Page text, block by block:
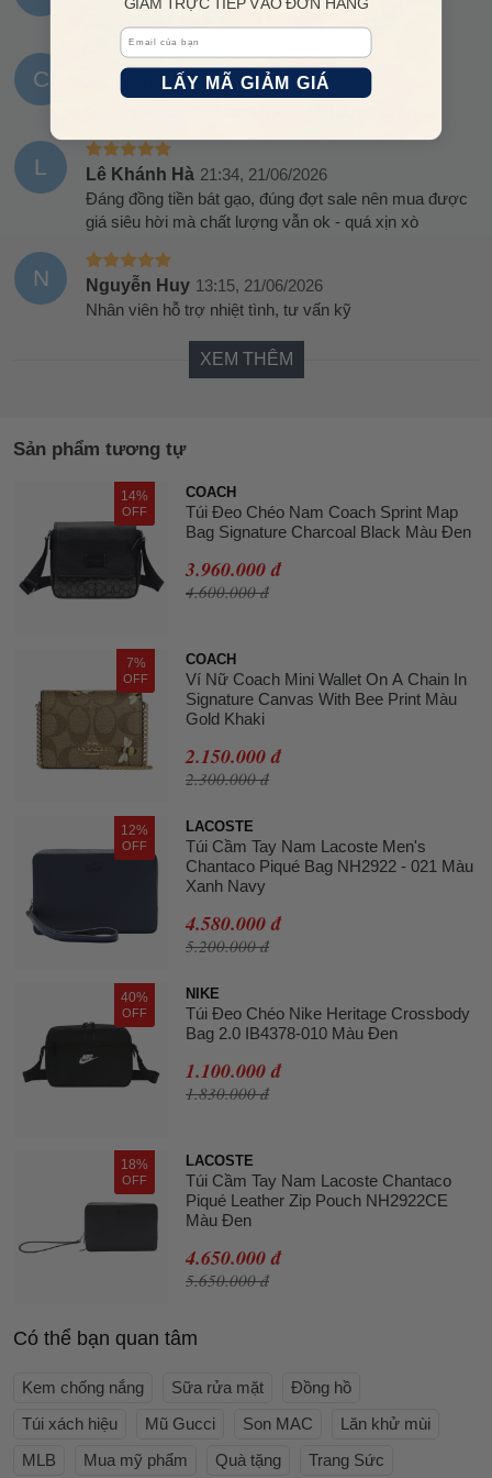
C
16:43, 18/07/2026
L Lê Khánh Hà 21:34, 21/06/2026
Đáng đồng tiền bát gạo, đúng đợt sale nên mua được
giá siêu hời mà chất lượng vẫn ok - quá xịn xò
N Nguyễn Huy 13:15, 21/06/2026
Nhân viên hỗ trợ nhiệt tình, tư vấn kỹ
XEM THÊM
Sản phẩm tương tự
14%
OFF
COACH
Túi Đeo Chéo Nam Coach Sprint Map
Bag Signature Charcoal Black Màu Đen
3.960.000 đ
4.600.000 đ
7%
OFF
COACH
Ví Nữ Coach Mini Wallet On A Chain In
Signature Canvas With Bee Print Màu
Gold Khaki
2.150.000 đ
2.300.000 đ
12%
OFF
LACOSTE
Túi Cầm Tay Nam Lacoste Men's
Chantaco Piqué Bag NH2922 - 021 Màu
Xanh Navy
4.580.000 đ
5.200.000 đ
40%
OFF
NIKE
Túi Đeo Chéo Nike Heritage Crossbody
Bag 2.0 IB4378-010 Màu Đen
1.100.000 đ
1.830.000 đ
18%
OFF
LACOSTE
Túi Cầm Tay Nam Lacoste Chantaco
Piqué Leather Zip Pouch NH2922CE
Màu Đen
4.650.000 đ
5.650.000 đ
Có thể bạn quan tâm
Kem chống nắng Sữa rửa mặt
Đồng hồ
Túi xách hiệu
Mũ Gucci Son MAC
Lăn khử mùi
MLB
Mua mỹ phẩm Quà tặng Trang Sức
GIẢM TRỰC TIẾP VÀO ĐƠN HÀNG
Email
LẤY MÃ GIẢM GIÁ